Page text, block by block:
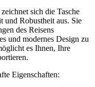
sich die Tasche
Robustheit aus. Sie
des Reisens
und modernes Design zu
es Ihnen, Ihre
Eigenschaften: